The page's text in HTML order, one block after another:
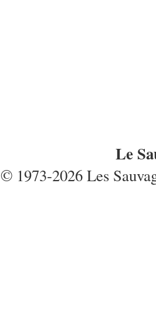
Le
© 1973-2026 Les